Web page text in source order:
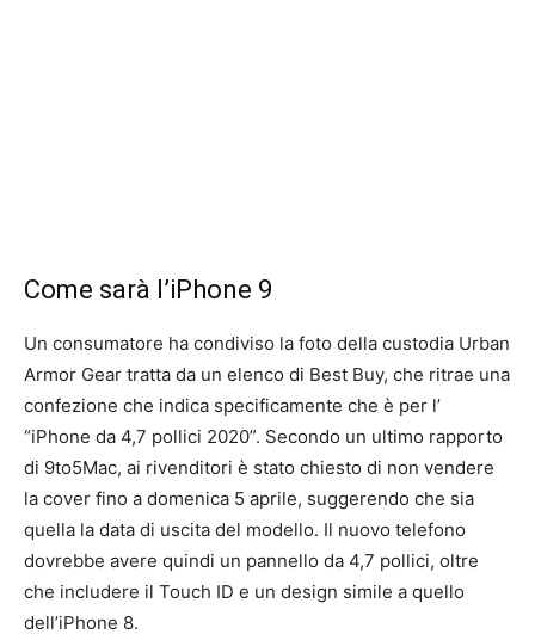
Come sarà l’iPhone 9
Un consumatore ha condiviso la foto della custodia Urban
Armor Gear tratta da un elenco di Best Buy, che ritrae una
confezione che indica specificamente che è per l’
“iPhone da 4,7 pollici 2020”. Secondo un ultimo rapporto
di 9to5Mac, ai rivenditori è stato chiesto di non vendere
la cover fino a domenica 5 aprile, suggerendo che sia
quella la data di uscita del modello. Il nuovo telefono
dovrebbe avere quindi un pannello da 4,7 pollici, oltre
che includere il Touch ID e un design simile a quello
dell’iPhone 8.